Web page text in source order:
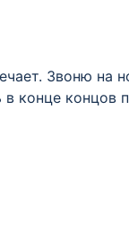
Звоню на
конце концов